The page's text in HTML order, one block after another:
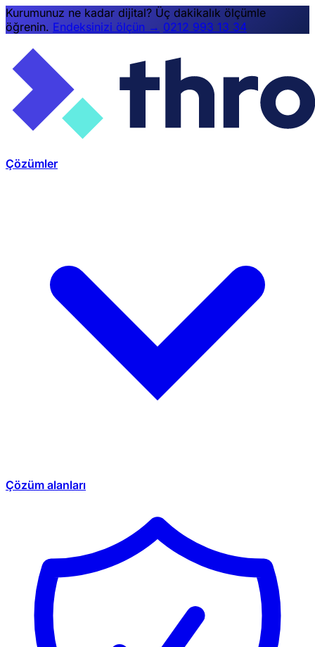
Kurumunuz ne kadar dijital? Üç dakikalık ölçümle
öğrenin. Endeksinizi ölçün → 0212 993 13 34
Çözümler
Çözüm alanları